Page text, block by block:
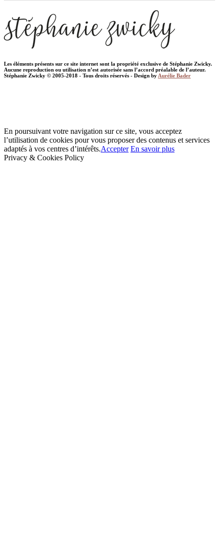
Les éléments présents sur ce site internet sont la propriété exclusive de Stéphanie Zwicky.
Aucune reproduction ou utilisation n’est autorisée sans l’accord préalable de l’auteur.
Stéphanie Zwicky © 2005-2018 - Tous droits réservés - Design by Aurélie Bader
En poursuivant votre navigation sur ce site, vous acceptez
l’utilisation de cookies pour vous proposer des contenus et services
adaptés à vos centres d’intérêts.Accepter En savoir plus
Privacy & Cookies Policy